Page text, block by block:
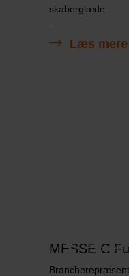
skaberglæde.
...
Læs mere
916
MESSE C